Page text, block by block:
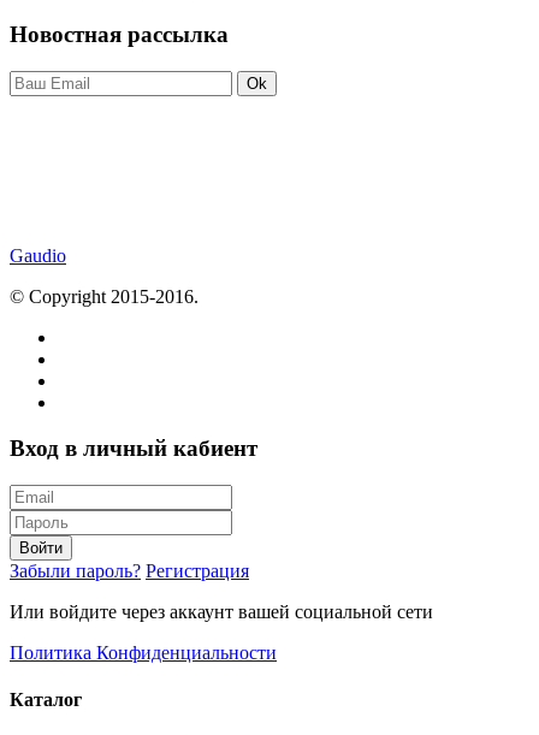
Новостная рассылка
Ok
Gaudio
© Copyright 2015-2016.
Вход в личный кабиент
Войти
Забыли пароль? Регистрация
Или войдите через аккаунт вашей социальной сети
Политика Конфиденциальности
Каталог